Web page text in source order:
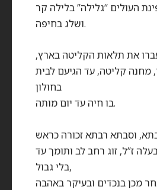
העולים “גלילה” בלילה קר
ושלג בחיפה.
את תלאות הקליטה בארץ,
מחנה קליטה, עד הגיעם לבית
בחולון
בו חיה עד יום מותה.
וסבתא רבתא זכורה כראש
ז”ל, זוג רחב לב ותומך עד
בלי גבול,
מכן בנכדים ובעיקר באהבה